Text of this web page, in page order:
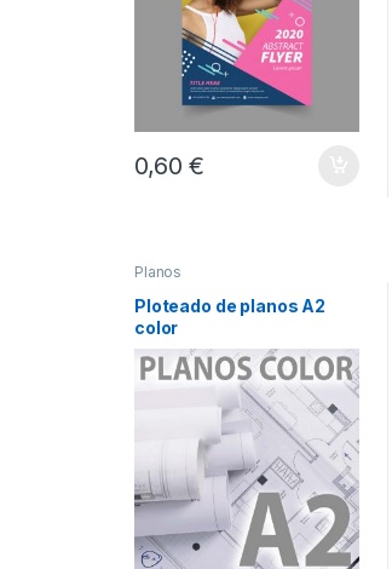
0,60 €
Planos
Ploteado de planos A2
color